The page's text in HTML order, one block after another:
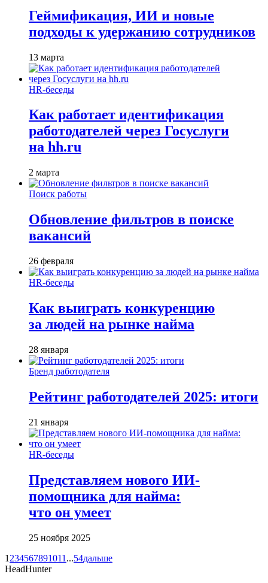
Геймификация, ИИ и новые
подходы к удержанию сотрудников
13 марта
HR-беседы
Как работает идентификация
работодателей через Госуслуги
на hh.ru
2 марта
Поиск работы
Обновление фильтров в поиске
вакансий
26 февраля
HR-беседы
Как выиграть конкуренцию
за людей на рынке найма
28 января
Бренд работодателя
Рейтинг работодателей 2025: итоги
21 января
HR-беседы
Представляем нового ИИ-
помощника для найма:
что он умеет
25 ноября 2025
1 234567891011 ...54дальше
HeadHunter